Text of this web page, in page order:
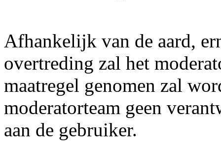
Afhankelijk van de aard,
overtreding zal het
maatregel genomen zal
moderatorteam geen
aan de gebruiker.